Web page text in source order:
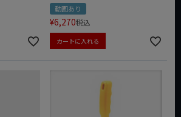
動画あり
¥6,270税込
カートに入れる